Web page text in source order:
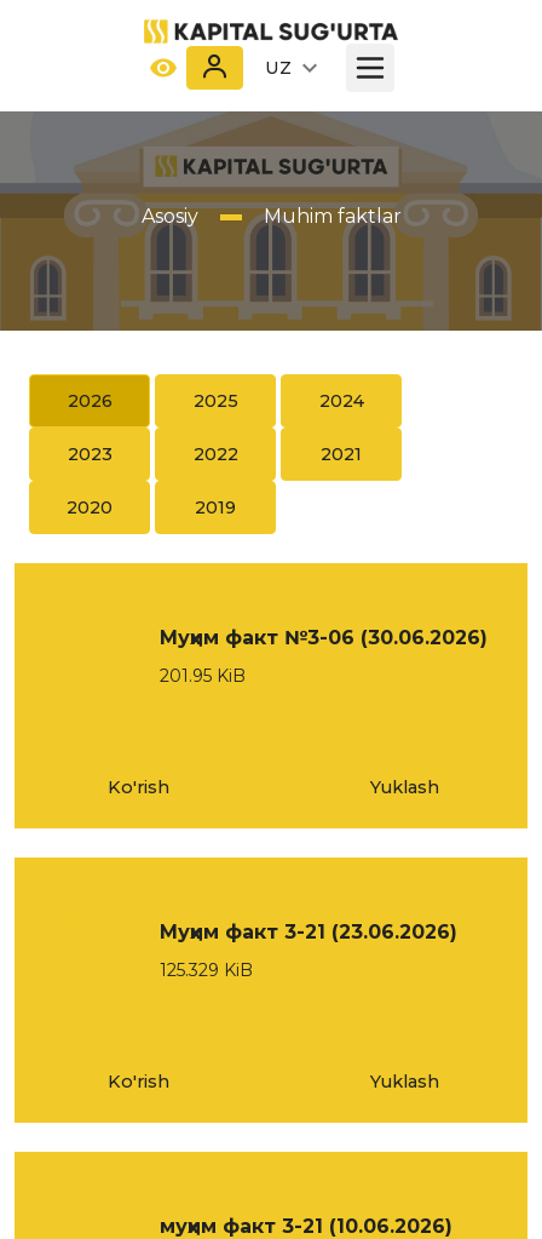
UZ
Asosiy Muhim faktlar
2026 2025 2024
2023 2022 2021
2020 2019
Муҳим факт №3-06 (30.06.2026)
201.95 KiB
Ko'rish Yuklash
Муҳим факт 3-21 (23.06.2026)
125.329 KiB
Ko'rish Yuklash
муҳим факт 3-21 (10.06.2026)